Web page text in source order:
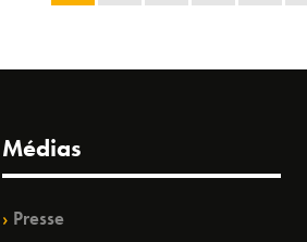
Médias
Presse